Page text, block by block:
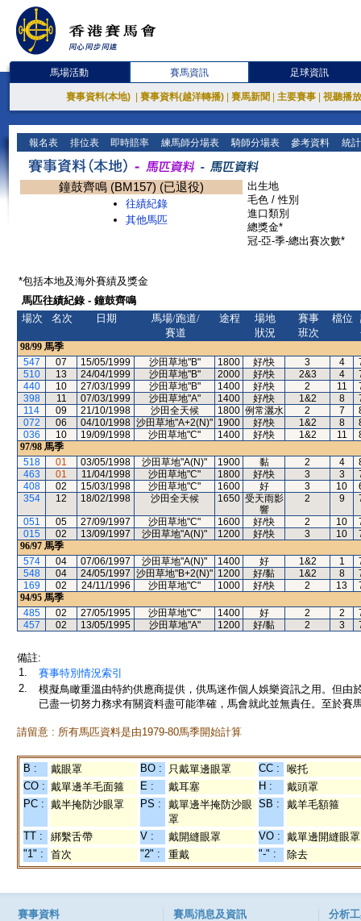
馬場活動 賽馬資訊 足球資訊
賽事資料(本地) 賽事資料(越洋轉播) 賽馬新聞 主要賽事 視聽播
報名表 排位表 即時賠率 練馬師分場表 騎師分場表 參考資料 統
鐘鼓齊鳴 (BM157) (已退役)
往績紀錄
其他馬匹
出生地
毛色 / 性別
進口類別
總獎金*
冠-亞-季-總出賽次數*
*包括本地及海外賽績及獎金
馬匹往績紀錄 - 鐘鼓齊鳴
場次
名次 日期
馬場/跑道/
賽道
途程
場地
狀況
賽事
班次
檔位
98/99 馬季
547
07 15/05/1999 沙田草地"B" 1800 好/快 3 4
510
13 24/04/1999 沙田草地"B" 2000 好/快 2&3 4
440
10 27/03/1999 沙田草地"B" 1400 好/快 2 11
398
11 07/03/1999 沙田草地"A" 1400 好/快 1&2 8
114
09 21/10/1998 沙田全天候 1800 例常灑水 2 7
072
06 04/10/1998 沙田草地"A+2(N)" 1900 好/快 1&2 8
036
10 19/09/1998 沙田草地"C" 1400 好/快 1&2 11
97/98 馬季
518
01 03/05/1998 沙田草地"A(N)" 1900 黏 2 4
463
01 11/04/1998 沙田草地"C" 1800 好/快 3 3
408
02 15/03/1998 沙田草地"C" 1600 好 3 10
354
12 18/02/1998 沙田全天候 1650 受天雨影
響
2 9
051 05 27/09/1997 沙田草地"C" 1600 好/快 2 10
015
02 13/09/1997 沙田草地"A(N)" 1200 好/快 3 10
96/97 馬季
574
04 07/06/1997 沙田草地"A(N)" 1400 好 1&2 1
548
04 24/05/1997 沙田草地"B+2(N)" 1200 好/黏 1&2 8
169
02 24/11/1996 沙田草地"C" 1000 好/快 2 13
94/95 馬季
485
02 27/05/1995 沙田草地"C" 1400 好 2 2
457
02 13/05/1995 沙田草地"A" 1200 好/黏 2 3
備註:
1.
賽事特別情況索引
2.
模擬鳥瞰重溫由特約供應商提供，供馬迷作個人娛樂資訊之用。但
已盡一切努力務求有關資料盡可能準確，馬會就此並無責任。至於賽
請留意 : 所有馬匹資料是由1979-80馬季開始計算
B : 戴眼罩 BO : 只戴單邊眼罩 CC :
喉托
CO : 戴單邊羊毛面箍 E : 戴耳塞 H :
戴頭罩
PC : 戴半掩防沙眼罩 PS :
戴單邊半掩防沙眼
罩
SB : 戴羊毛額箍
TT : 綁繫舌帶 V : 戴開縫眼罩 VO : 戴單邊開縫眼罩
"1" :
首次 "2" : 重戴 "-" : 除去
賽事資料 賽馬消息及資訊 分析